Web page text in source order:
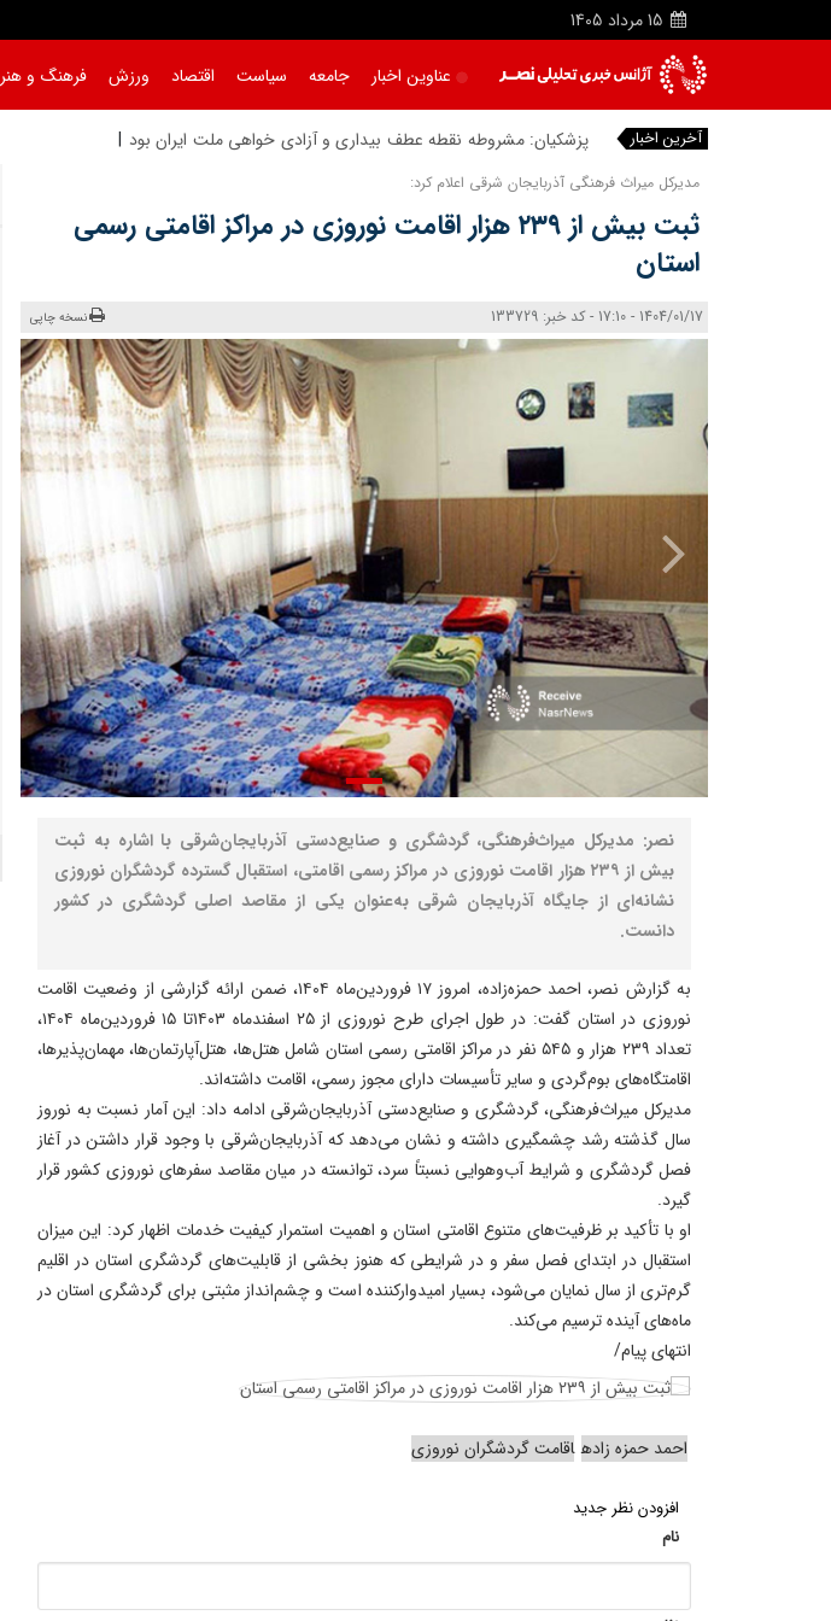
15 مرداد 1405
عناوین اخبار جامعه سیاست اقتصاد ورزش فرهنگ و هنر
آخرین اخبار پزشکیان: مشروطه نقطه عطف بیداری و آزادی‌ خواهی ملت ایران بود
مدیرکل میراث‌ فرهنگی آذربایجان‌ شرقی اعلام کرد:
ثبت بیش از ۲۳۹ هزار اقامت نوروزی در مراکز اقامتی رسمی
استان
1404/01/17 - 17:10 - کد خبر: 133729 نسخه چاپی
نصر: مدیرکل میراث‌فرهنگی، گردشگری و صنایع‌دستی آذربایجان‌شرقی با اشاره به ثبت
بیش از ۲۳۹ هزار اقامت نوروزی در مراکز رسمی اقامتی، استقبال گسترده گردشگران نوروزی
نشانه‌ای از جایگاه آذربایجان‌ شرقی به‌عنوان یکی از مقاصد اصلی گردشگری در کشور
دانست.
به گزارش نصر، احمد حمزه‌زاده، امروز ۱۷ فروردین‌ماه ۱۴۰۴، ضمن ارائه گزارشی از وضعیت اقامت
نوروزی در استان گفت: در طول اجرای طرح نوروزی از ۲۵ اسفندماه ۱۴۰۳تا ۱۵ فروردین‌ماه ۱۴۰۴،
تعداد ۲۳۹ هزار و ۵۴۵ نفر در مراکز اقامتی رسمی استان شامل هتل‌ها، هتل‌آپارتمان‌ها، مهمان‌پذیرها،
اقامتگاه‌های بوم‌گردی و سایر تأسیسات دارای مجوز رسمی، اقامت داشته‌اند.
مدیرکل میراث‌فرهنگی، گردشگری و صنایع‌دستی آذربایجان‌شرقی ادامه داد: این آمار نسبت به نوروز
سال گذشته رشد چشمگیری داشته و نشان می‌دهد که آذربایجان‌شرقی با وجود قرار داشتن در آغاز
فصل گردشگری و شرایط آب‌وهوایی نسبتاً سرد، توانسته در میان مقاصد سفرهای نوروزی کشور قرار
گیرد.
او با تأکید بر ظرفیت‌های متنوع اقامتی استان و اهمیت استمرار کیفیت خدمات اظهار کرد: این میزان
استقبال در ابتدای فصل سفر و در شرایطی که هنوز بخشی از قابلیت‌های گردشگری استان در اقلیم
گرم‌تری از سال نمایان می‌شود، بسیار امیدوارکننده است و چشم‌انداز مثبتی برای گردشگری استان در
ماه‌های آینده ترسیم می‌کند.
انتهای پیام/
احمد حمزه زاده اقامت گردشگران نوروزی
افزودن نظر جدید
نام